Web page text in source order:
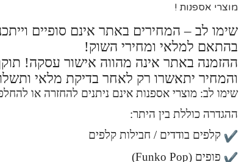
מוצרי אספנות !
שימו לב – המחירים באתר אינם סופיים
בהתאם למלאי ומחירי השוק!
ההזמנה באתר אינה מהווה אישור עסקה!
והמחיר יתאשרו רק לאחר בדיקת מלאי
שימו לב: מוצרי אספנות אינם ניתנים להחזרה או
ההגדרה כוללת בין היתר:
קלפים בודדים / חבילות קלפים
פופים (Funko Pop)